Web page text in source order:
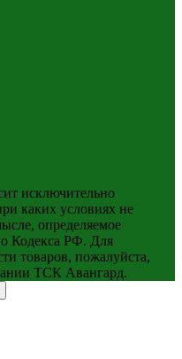
исключительно
каких условиях не
определяемое
Кодекса РФ. Для
товаров, пожалуйста,
ТСК Авангард.